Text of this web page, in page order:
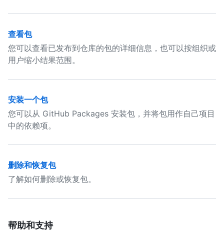
查看包
您可以查看已发布到仓库的包的详细信息，也可以按组织或
用户缩小结果范围。
安装一个包
您可以从 GitHub Packages 安装包，并将包用作自己项目
中的依赖项。
删除和恢复包
了解如何删除或恢复包。
帮助和支持